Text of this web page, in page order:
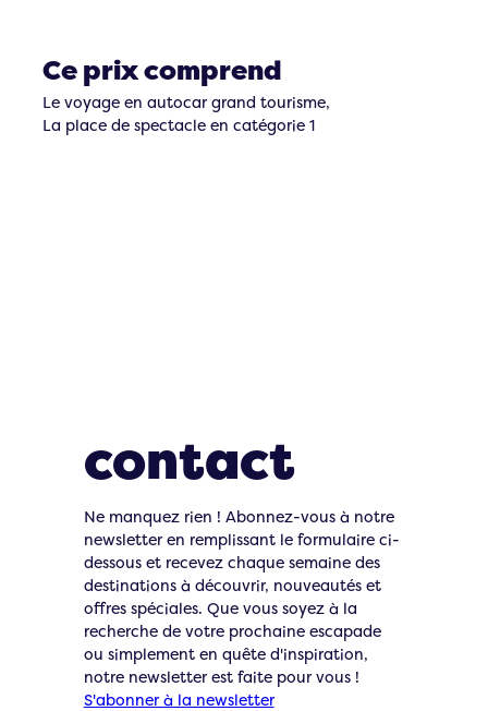
Ce prix comprend
Le voyage en autocar grand tourisme,
La place de spectacle en catégorie 1
contact
Ne manquez rien ! Abonnez-vous à notre
newsletter en remplissant le formulaire ci-
dessous et recevez chaque semaine des
destinations à découvrir, nouveautés et
offres spéciales. Que vous soyez à la
recherche de votre prochaine escapade
ou simplement en quête d'inspiration,
notre newsletter est faite pour vous !
S'abonner à la newsletter